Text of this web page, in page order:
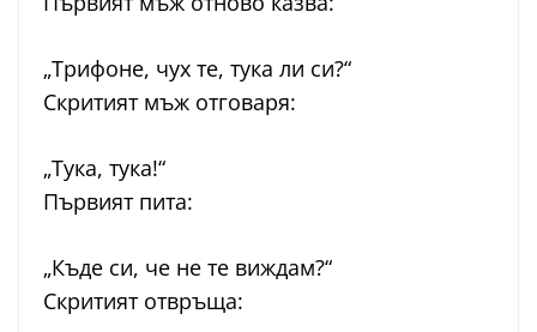
„Трифоне, чух те, тука ли си?“
Скритият мъж отговаря:
„Тука, тука!“
Първият пита:
„Къде си, че не те виждам?“
Скритият отвръща: